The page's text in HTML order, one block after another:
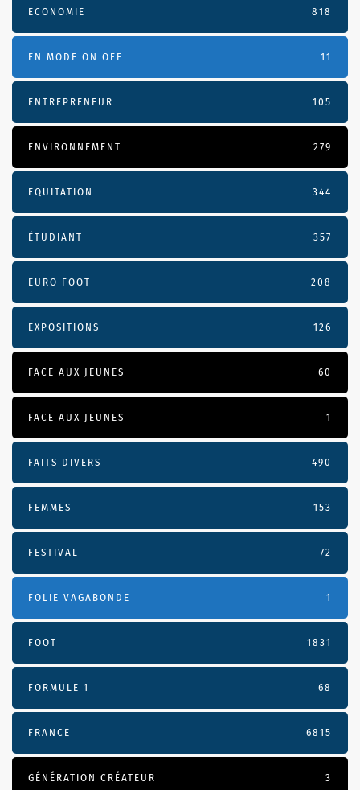
ECONOMIE 818
EN MODE ON OFF 11
ENTREPRENEUR 105
ENVIRONNEMENT 279
EQUITATION 344
ÉTUDIANT 357
EURO FOOT 208
EXPOSITIONS 126
FACE AUX JEUNES 60
FACE AUX JEUNES 1
FAITS DIVERS 490
FEMMES 153
FESTIVAL 72
FOLIE VAGABONDE 1
FOOT 1831
FORMULE 1 68
FRANCE 6815
GÉNÉRATION CRÉATEUR 3